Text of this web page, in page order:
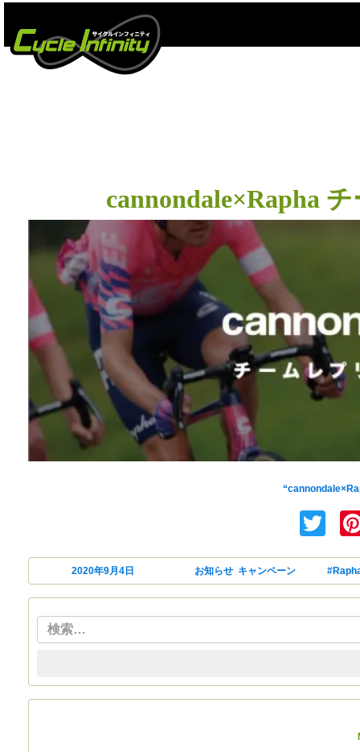
cannondale×Rapha
2020年9月4日 お知らせ, キャンペーン